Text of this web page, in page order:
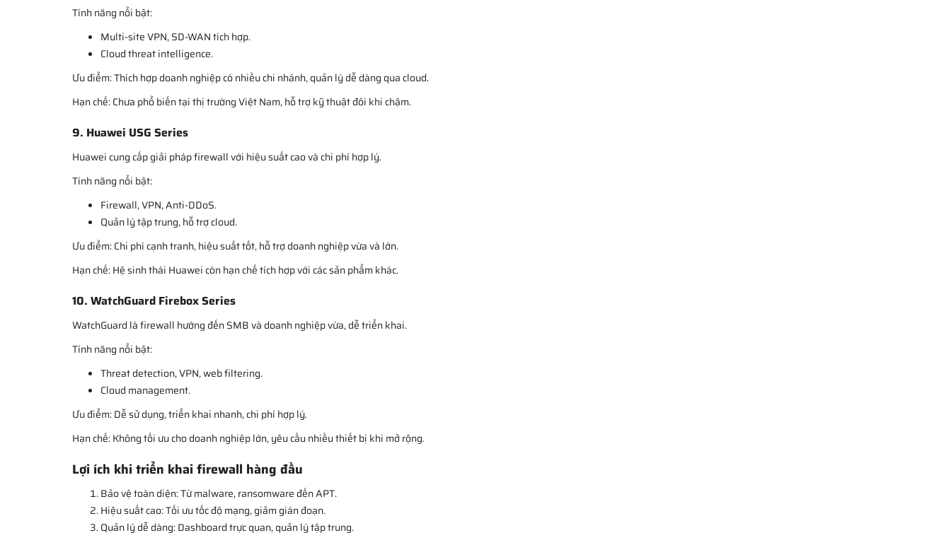
Tính năng nổi bật:
Multi-site VPN, SD-WAN tích hợp.
Cloud threat intelligence.
Ưu điểm: Thích hợp doanh nghiệp có nhiều chi nhánh, quản lý dễ dàng qua cloud.
Hạn chế: Chưa phổ biến tại thị trường Việt Nam, hỗ trợ kỹ thuật đôi khi chậm.
9. Huawei USG Series
Huawei cung cấp giải pháp firewall với hiệu suất cao và chi phí hợp lý.
Tính năng nổi bật:
Firewall, VPN, Anti-DDoS.
Quản lý tập trung, hỗ trợ cloud.
Ưu điểm: Chi phí cạnh tranh, hiệu suất tốt, hỗ trợ doanh nghiệp vừa và lớn.
Hạn chế: Hệ sinh thái Huawei còn hạn chế tích hợp với các sản phẩm khác.
10. WatchGuard Firebox Series
WatchGuard là firewall hướng đến SMB và doanh nghiệp vừa, dễ triển khai.
Tính năng nổi bật:
Threat detection, VPN, web filtering.
Cloud management.
Ưu điểm: Dễ sử dụng, triển khai nhanh, chi phí hợp lý.
Hạn chế: Không tối ưu cho doanh nghiệp lớn, yêu cầu nhiều thiết bị khi mở rộng.
Lợi ích khi triển khai firewall hàng đầu
Bảo vệ toàn diện: Từ malware, ransomware đến APT.
Hiệu suất cao: Tối ưu tốc độ mạng, giảm gián đoạn.
Quản lý dễ dàng: Dashboard trực quan, quản lý tập trung.